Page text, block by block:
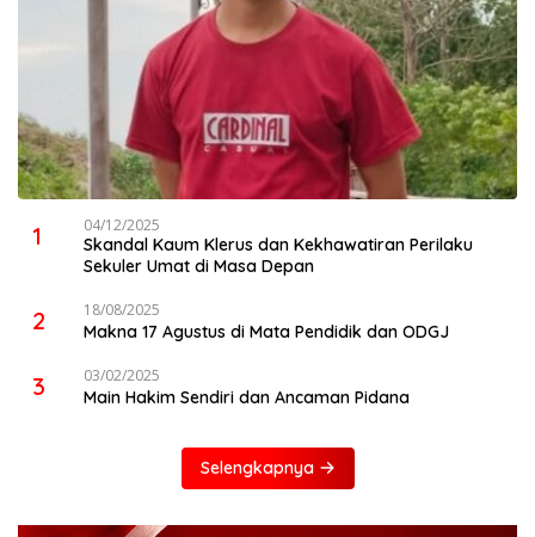
1 04/12/2025
Skandal Kaum Klerus dan Kekhawatiran Perilaku
Sekuler Umat di Masa Depan
2 18/08/2025
Makna 17 Agustus di Mata Pendidik dan ODGJ
3 03/02/2025
Main Hakim Sendiri dan Ancaman Pidana
Selengkapnya